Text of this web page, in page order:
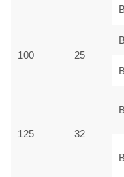
100 25
125 32